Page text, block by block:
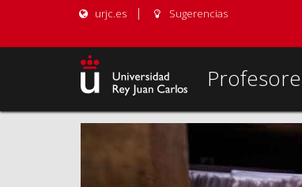
urjc.es Sugerencias